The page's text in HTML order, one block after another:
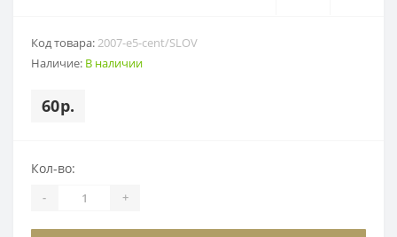
Код товара:2007-e5-cent/SLOV
Наличие: В наличии
60р.
Кол-во:
- +